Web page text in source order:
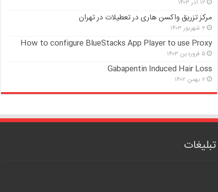
۱۲ آذر ۱۴۰۳
مرکز تزریق واکسن هاری در تعطیلات در تهران
۲ شهریور ۱۴۰۳
How to configure BlueStacks App Player to use Proxy
۵ فروردین ۱۴۰۳
Gabapentin Induced Hair Loss
۲ بهمن ۱۴۰۲
تبلیغات